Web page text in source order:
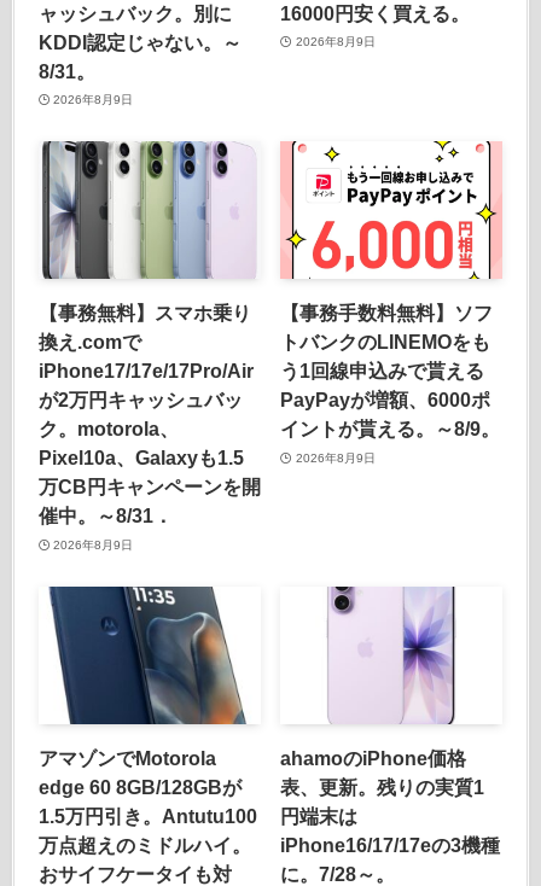
ャッシュバック。別に
KDDI認定じゃない。～
8/31。
2026年8月9日
16000円安く買える。
2026年8月9日
【事務無料】スマホ乗り
換え.comで
iPhone17/17e/17Pro/Air
が2万円キャッシュバッ
ク。motorola、
Pixel10a、Galaxyも1.5
万CB円キャンペーンを開
催中。～8/31．
2026年8月9日
【事務手数料無料】ソフ
トバンクのLINEMOをも
う1回線申込みで貰える
PayPayが増額、6000ポ
イントが貰える。～8/9。
2026年8月9日
アマゾンでMotorola
edge 60 8GB/128GBが
1.5万円引き。Antutu100
万点超えのミドルハイ。
おサイフケータイも対
ahamoのiPhone価格
表、更新。残りの実質1
円端末は
iPhone16/17/17eの3機種
に。7/28～。